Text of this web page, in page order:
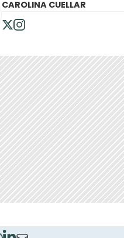
CAROLINA CUELLAR